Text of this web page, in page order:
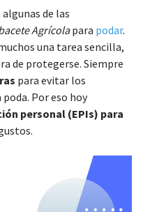
de las
Agrícolapara podar.
una tarea sencilla,
de protegerse. Siempre
para evitar los
Por eso hoy
personal (EPIs) para